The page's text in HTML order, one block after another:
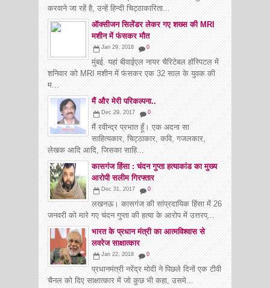
करवाने जा रहें है, उन्हें हिन्दी चिट्ठाकारिता...
ऑक्सीजन सिलेंडर लेकर गए शख्स की MRI
मशीन में फंसकर मौत
Jan 29, 2018 0
मुंबई. यहां बीवाईएल नायर चैरिटेबल हॉस्पिटल में
शनिवार को MRI मशीन में फंसकर एक 32 साल के युवक की
म...
मैं और मेरी परिकल्पना..
Dec 29, 2017 0
मैं रवीन्द्र प्रभात हूँ। एक अदना सा
साहित्यकार, चिट्ठाकार, कवि, गजलकार,
लेखक आदि आदि, जिसका साहि...
कासगंज हिंसा : चंदन गुप्ता हत्याकांड का मुख्‍य
आरोपी सलीम गिरफ्तार
Dec 31, 2017 0
लखनऊ। कासगंज की सांप्रदायिक हिंसा में 26
जनवरी को मारे गए चंदन गुप्ता की हत्या के आरोप में उत्तरप्...
भारत के प्रधान मंत्री का आत्मविश्वास से
लवरेज साक्षात्कार
Jan 22, 2018 0
प्रधानमंत्री नरेंद्र मोदी ने पिछले दिनों एक टीवी
चैनल को दिए साक्षात्कार में जो कुछ भी कहा, उसमे...